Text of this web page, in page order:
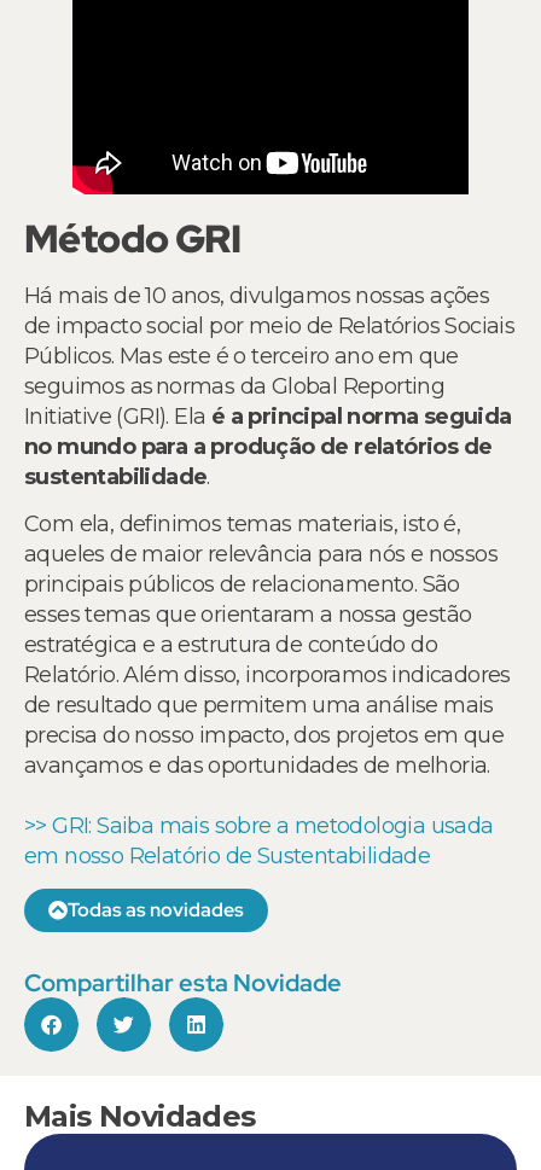
Método GRI
Há mais de 10 anos, divulgamos nossas ações
de impacto social por meio de Relatórios Sociais
Públicos. Mas este é o terceiro ano em que
seguimos as normas da Global Reporting
Initiative (GRI). Ela é a principal norma seguida
no mundo para a produção de relatórios de
sustentabilidade.
Com ela, definimos temas materiais, isto é,
aqueles de maior relevância para nós e nossos
principais públicos de relacionamento. São
esses temas que orientaram a nossa gestão
estratégica e a estrutura de conteúdo do
Relatório. Além disso, incorporamos indicadores
de resultado que permitem uma análise mais
precisa do nosso impacto, dos projetos em que
avançamos e das oportunidades de melhoria.
>> GRI: Saiba mais sobre a metodologia usada
em nosso Relatório de Sustentabilidade
Todas as novidades
Compartilhar esta Novidade
Mais Novidades